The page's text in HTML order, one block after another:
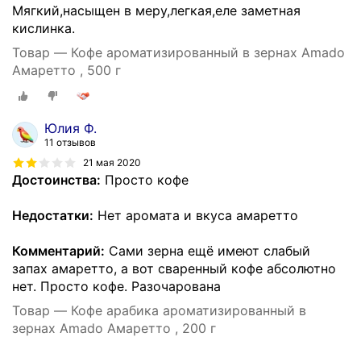
Мягкий,насыщен в меру,легкая,еле заметная
кислинка.
Товар — Кофе ароматизированный в зернах Amado
Амаретто , 500 г
Юлия Ф.
11 отзывов
21 мая 2020
Достоинства: Просто кофе
Недостатки: Нет аромата и вкуса амаретто
Комментарий: Сами зерна ещё имеют слабый
запах амаретто, а вот сваренный кофе абсолютно
нет. Просто кофе. Разочарована
Товар — Кофе арабика ароматизированный в
зернах Amado Амаретто , 200 г